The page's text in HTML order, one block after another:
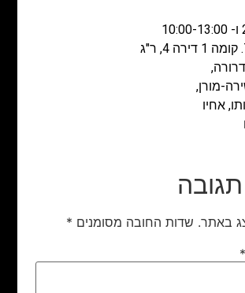
מורן,
אחיו
באתר. שדות החובה מסומנים *
*